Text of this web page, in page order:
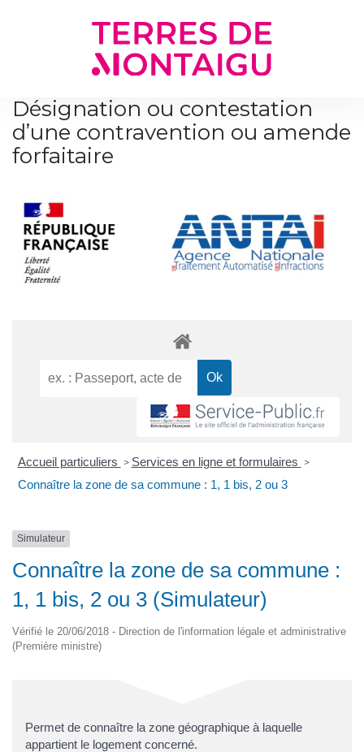
Désignation ou contestation
d’une contravention ou amende
forfaitaire
Accueil particuliers > Services en ligne et formulaires >
Connaître la zone de sa commune : 1, 1 bis, 2 ou 3
Simulateur
Connaître la zone de sa commune :
1, 1 bis, 2 ou 3 (Simulateur)
Vérifié le 20/06/2018 - Direction de l'information légale et administrative
(Première ministre)
Permet de connaître la zone géographique à laquelle
appartient le logement concerné.